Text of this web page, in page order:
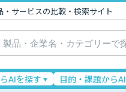
サービスの比較・検索サイト
AIを探す 目的・課題から